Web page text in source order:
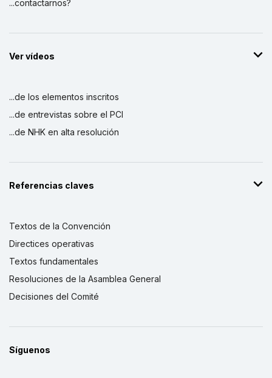
...contactarnos?
Ver vídeos
...de los elementos inscritos
...de entrevistas sobre el PCI
...de NHK en alta resolución
Referencias claves
Textos de la Convención
Directices operativas
Textos fundamentales
Resoluciones de la Asamblea General
Decisiones del Comité
Síguenos